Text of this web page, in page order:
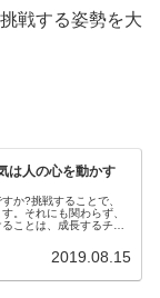
戦する姿勢を大
は人の心を動かす
か?挑戦することで、
。それにも関わらず、
ことは、成長するチャ
2019.08.15